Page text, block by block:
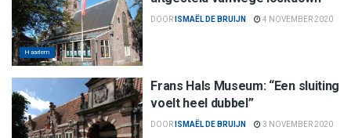
Haarlem
DOOR ISMAËL DE BRUIJN 4 NOVEMBER 2020
Frans Hals Museum: “Een sluiting
voelt heel dubbel”
DOOR ISMAËL DE BRUIJN 3 NOVEMBER 2020